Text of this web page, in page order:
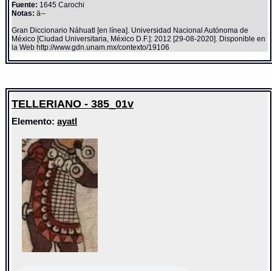
Fuente: 1645 Carochi
Notas: ä--
Gran Diccionario Náhuatl [en línea]. Universidad Nacional Autónoma de
México [Ciudad Universitaria, México D.F.]: 2012 [29-08-2020]. Disponible en
la Web http://www.gdn.unam.mx/contexto/19106
TELLERIANO - 385_01v
Elemento:ayatl